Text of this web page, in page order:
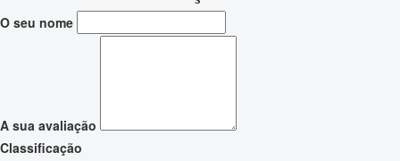
O seu nome
A sua avaliação
Classificação